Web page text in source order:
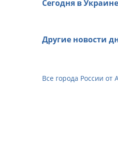
Сегодня в Украине
Другие новости
Все города России от